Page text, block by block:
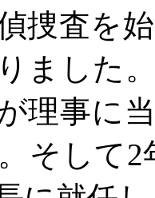
捜査を
ました
理事に
そして